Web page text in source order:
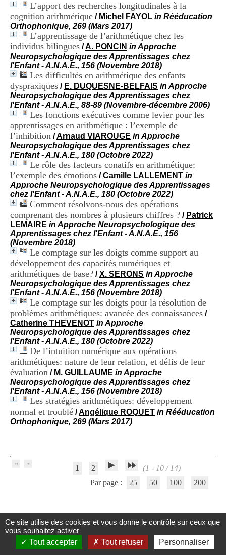
L’apport des recherches longitudinales à la
cognition arithmétique / Michel FAYOL in Rééducation
Orthophonique, 269 (Mars 2017)
L’apprentissage de l’arithmétique chez les
individus bilingues /A. PONCIN in Approche
Neuropsychologique des Apprentissages chez
l'Enfant - A.N.A.E., 156 (Novembre 2018)
Les difficultés en arithmétique des enfants
dyspraxiques / E. DUQUESNE-BELFAIS in Approche
Neuropsychologique des Apprentissages chez
l'Enfant - A.N.A.E., 88-89 (Novembre-décembre 2006)
Les fonctions exécutives comme levier pour les
apprentissages en arithmétique : l’exemple de
l’inhibition /Arnaud VIAROUGE in Approche
Neuropsychologique des Apprentissages chez
l'Enfant - A.N.A.E., 180 (Octobre 2022)
Le rôle des facteurs conatifs en arithmétique:
l’exemple des émotions /Camille LALLEMENT in
Approche Neuropsychologique des Apprentissages
chez l'Enfant - A.N.A.E., 180 (Octobre 2022)
Comment résolvons-nous des opérations
comprenant des nombres à plusieurs chiffres ? / Patrick
LEMAIRE in Approche Neuropsychologique des
Apprentissages chez l'Enfant - A.N.A.E., 156
(Novembre 2018)
Le comptage sur les doigts comme support au
développement des capacités numériques et
arithmétiques de base? /X. SERONS in Approche
Neuropsychologique des Apprentissages chez
l'Enfant - A.N.A.E., 156 (Novembre 2018)
Le comptage sur les doigts pour la résolution de
problèmes arithmétiques: avancée des connaissances /
Catherine THEVENOT in Approche
Neuropsychologique des Apprentissages chez
l'Enfant - A.N.A.E., 180 (Octobre 2022)
De l’intuition numérique aux opérations
arithmétiques: nature de leur relation, et défis de leur
évaluation / M. GUILLAUME in Approche
Neuropsychologique des Apprentissages chez
l'Enfant - A.N.A.E., 156 (Novembre 2018)
Les stratégies arithmétiques: développement
normal et troublé /Angélique ROQUET in Rééducation
Orthophonique, 269 (Mars 2017)
1 2
(1 - 10 / 14)
Par page :
25 50 100 200
Centre d'Information et de Documentation
du CRA Rhône-Alpes
e
D
o
c
u
m
e
n
t
a
t
i
o
n
d
u
C
R
A
R
h
ô
n
e
-
A
p
e
C
e
n
r
e
H
o
s
p
i
t
a
l
i
e
r
n
,
b
t
Ce site utilise des cookies et vous donne le contrôle sur ceux que
vous souhaitez activer
Tout accepter
Tout refuser Personnaliser